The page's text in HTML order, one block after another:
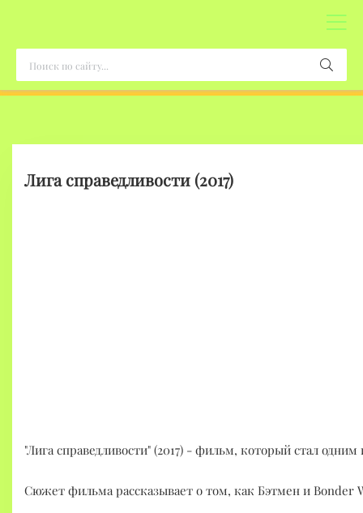
Лига справедливости (2017)
"Лига справедливости" (2017) - фильм, который стал
Сюжет фильма рассказывает о том, как Бэтмен и Вonder